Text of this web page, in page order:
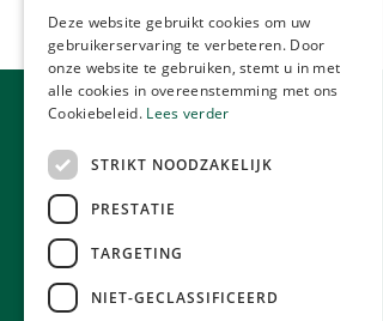
Bloemen Antwerpen
Bloemen Schilde
Cadeau Grobbendonk
Deze website gebruikt cookies om uw
gebruikerservaring te verbeteren. Door
onze website te gebruiken, stemt u in met
alle cookies in overeenstemming met ons
Cookiebeleid. Lees verder
STRIKT NOODZAKELIJK
PRESTATIE
TARGETING
NIET-GECLASSIFICEERD